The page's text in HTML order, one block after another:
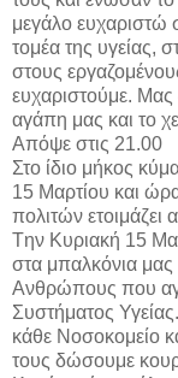
μεγάλο ευχαριστώ
τομέα της υγείας,
στους
ευχαριστούμε. Μας
αγάπη μας και το
Απόψε στις 21.00
Στο ίδιο μήκος
15 Μαρτίου και
πολιτών ετοιμάζει
Tην Κυριακή 15
στα μπαλκόνια μας
Ανθρώπους που
Συστήματος
κάθε Νοσοκομείο
τους δώσουμε